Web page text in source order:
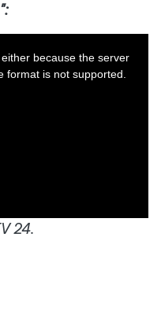
because the server
format is not supported.
24.